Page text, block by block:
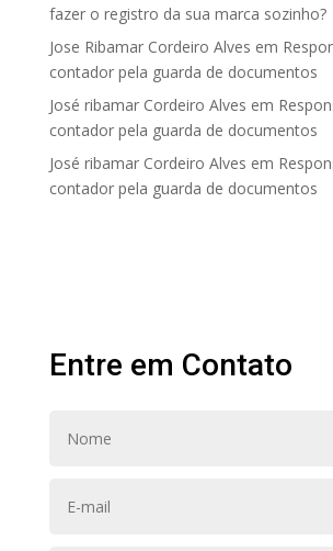
fazer o registro da sua marca sozinho?
Jose Ribamar Cordeiro Alves em
contador pela guarda de documentos
José ribamar Cordeiro Alves em
contador pela guarda de documentos
José ribamar Cordeiro Alves em
contador pela guarda de documentos
Entre em Contato